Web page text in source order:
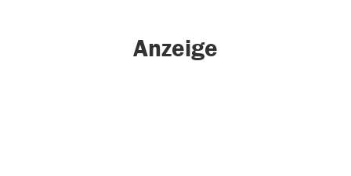
Anzeige